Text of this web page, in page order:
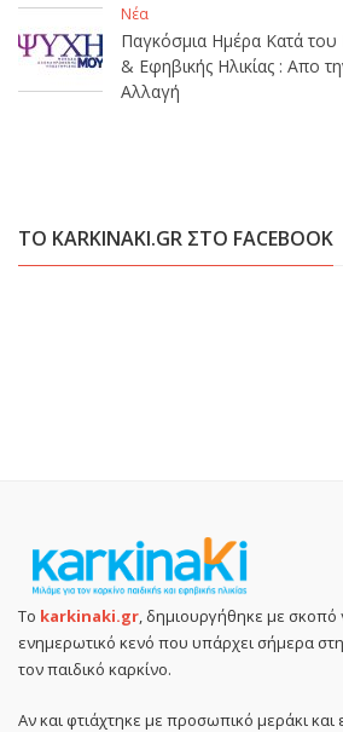
Νέα
Παγκόσμια Ημέρα Κατά του
& Εφηβικής Ηλικίας : Απο
Αλλαγή
ΤΟ KARKINAKI.GR ΣΤΟ FACEBOOK
Το karkinaki.gr , δημιουργήθηκε με σκοπό
ενημερωτικό κενό που υπάρχει σήμερα
τον παιδικό καρκίνο.
Αν και φτιάχτηκε με προσωπικό μεράκι